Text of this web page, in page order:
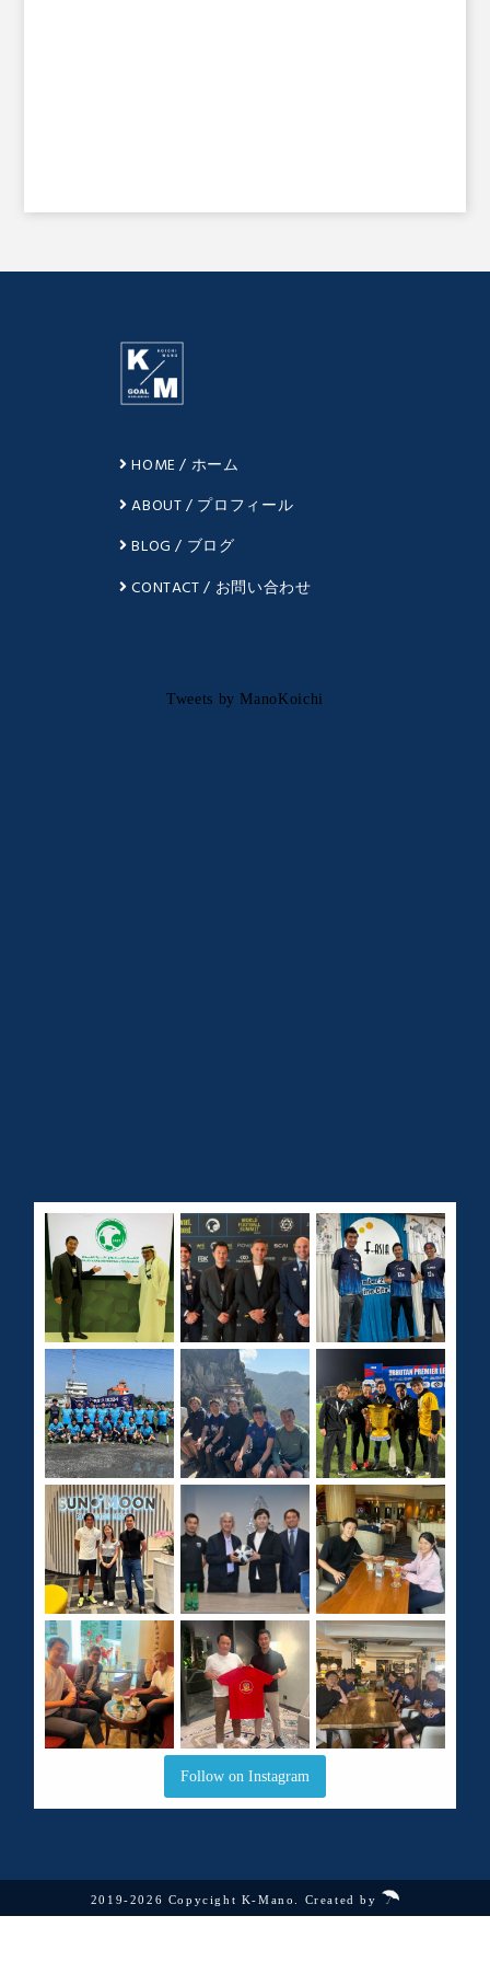
HOME / ホーム
ABOUT / プロフィール
BLOG / ブログ
CONTACT / お問い合わせ
Tweets by ManoKoichi
Follow on Instagram
2019-2026 Copycight K-Mano. Created by